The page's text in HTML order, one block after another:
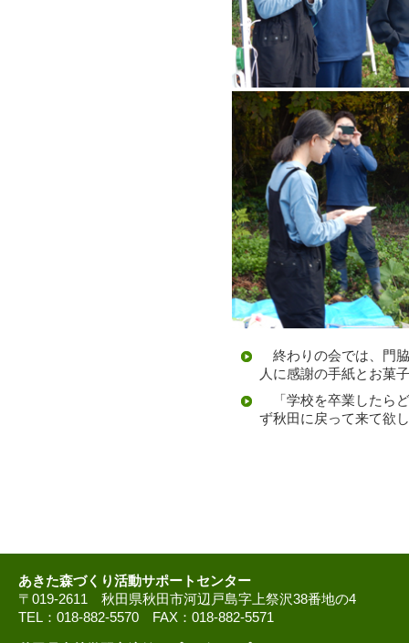
終わりの会では、門
人に感謝の手紙とお菓
「学校を卒業したら
ず秋田に戻って来て欲
あきた森づくり活動サポートセンター
〒019-2611 秋田県秋田市河辺戸島字上祭沢38番地の4
TEL：018-882-5570 FAX：018-882-5571